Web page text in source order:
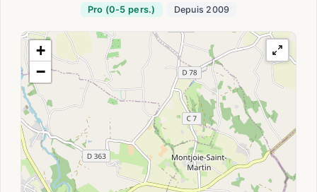
Pro (0-5 pers.) Depuis 2009
+
−